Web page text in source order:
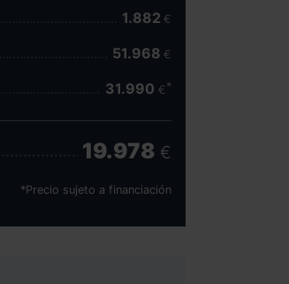
1.882 €
51.968 €
31.990 €
19.978 €
*Precio sujeto a financiación